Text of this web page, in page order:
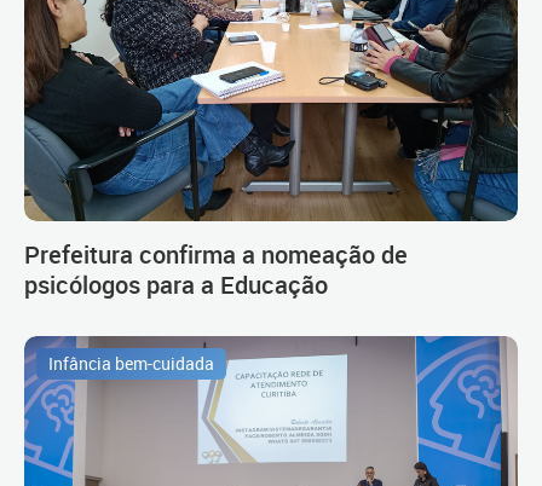
Prefeitura confirma a nomeação de
psicólogos para a Educação
Infância bem-cuidada